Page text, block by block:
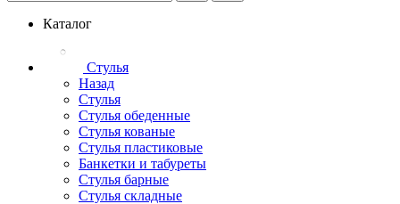
Каталог
Стулья
Назад
Стулья
Стулья обеденные
Стулья кованые
Стулья пластиковые
Банкетки и табуреты
Стулья барные
Стулья складные